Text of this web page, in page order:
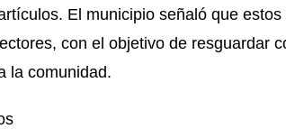
El municipio señaló que
con el objetivo de resguardar
la comunidad.